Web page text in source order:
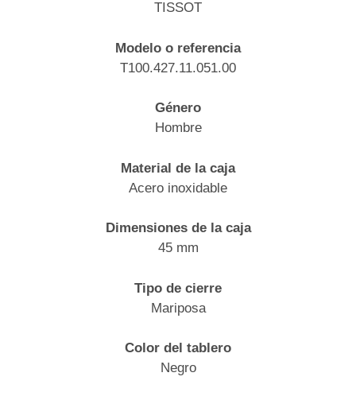
TISSOT
Modelo o referencia
T100.427.11.051.00
Género
Hombre
Material de la caja
Acero inoxidable
Dimensiones de la caja
45 mm
Tipo de cierre
Mariposa
Color del tablero
Negro